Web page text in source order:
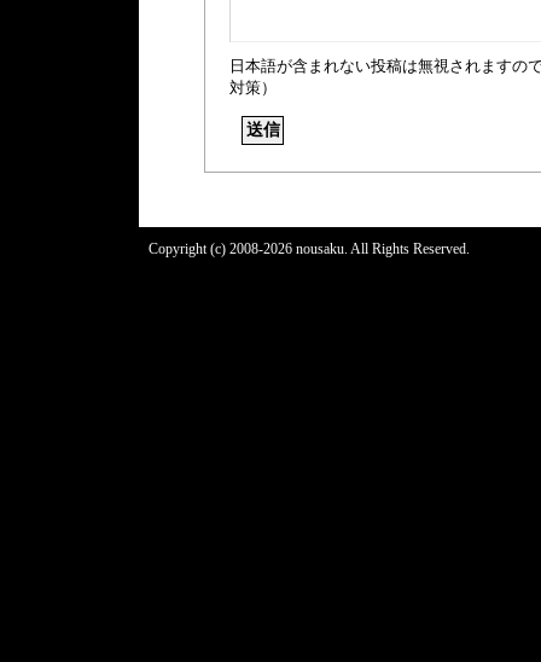
日本語が含まれない投稿は無視されますの
対策）
Copyright (c) 2008-2026 nousaku. All Rights Reserved.